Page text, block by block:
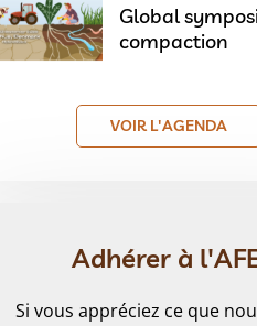
Global
compaction
VOIR L'AGENDA
Adhérer à
Si vous appréciez ce que